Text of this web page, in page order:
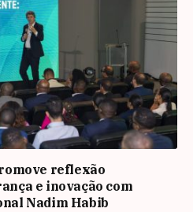
reflexão
e inovação com
Nadim Habib